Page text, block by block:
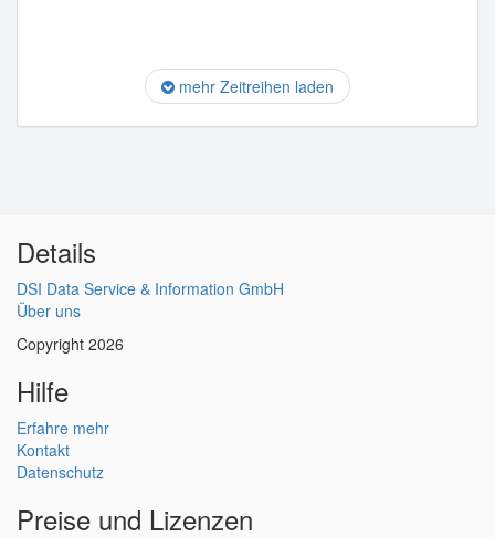
mehr Zeitreihen laden
Details
DSI Data Service & Information GmbH
Über uns
Copyright 2026
Hilfe
Erfahre mehr
Kontakt
Datenschutz
Preise und Lizenzen